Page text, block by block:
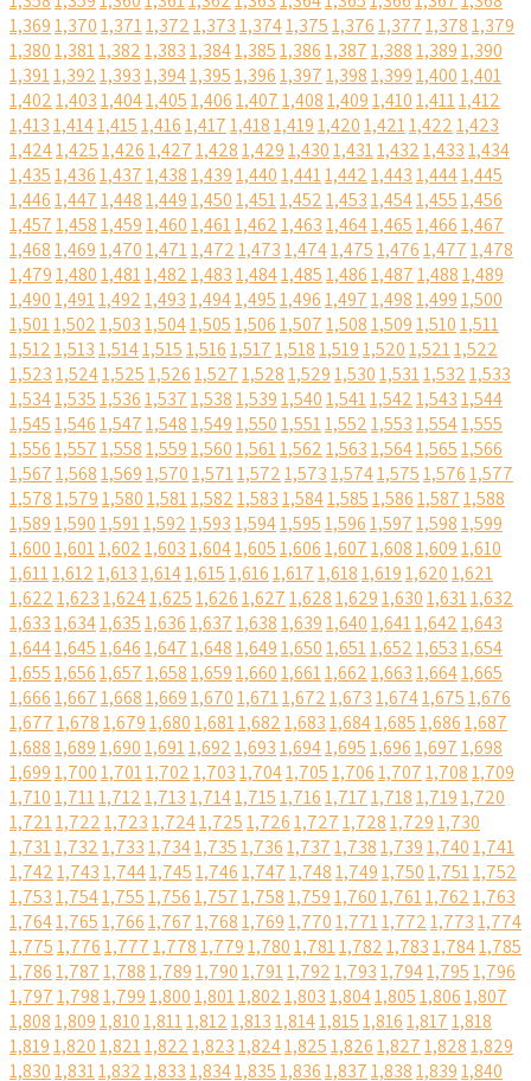
1,3691,3701,3711,3721,3731,3741,3751,3761,3771,3781,379
1,3801,3811,3821,3831,3841,3851,3861,3871,3881,3891,390
1,3911,3921,3931,3941,3951,3961,3971,3981,3991,4001,401
1,4021,4031,4041,4051,4061,4071,4081,4091,4101,4111,412
1,4131,4141,4151,4161,4171,4181,4191,4201,4211,4221,423
1,4241,4251,4261,4271,4281,4291,4301,4311,4321,4331,434
1,4351,4361,4371,4381,4391,4401,4411,4421,4431,4441,445
1,4461,4471,4481,4491,4501,4511,4521,4531,4541,4551,456
1,4571,4581,4591,4601,4611,4621,4631,4641,4651,4661,467
1,4681,4691,4701,4711,4721,4731,4741,4751,4761,4771,478
1,4791,4801,4811,4821,4831,4841,4851,4861,4871,4881,489
1,4901,4911,4921,4931,4941,4951,4961,4971,4981,4991,500
1,5011,5021,5031,5041,5051,5061,5071,5081,5091,5101,511
1,5121,5131,5141,5151,5161,5171,5181,5191,5201,5211,522
1,5231,5241,5251,5261,5271,5281,5291,5301,5311,5321,533
1,5341,5351,5361,5371,5381,5391,5401,5411,5421,5431,544
1,5451,5461,5471,5481,5491,5501,5511,5521,5531,5541,555
1,5561,5571,5581,5591,5601,5611,5621,5631,5641,5651,566
1,5671,5681,5691,5701,5711,5721,5731,5741,5751,5761,577
1,5781,5791,5801,5811,5821,5831,5841,5851,5861,5871,588
1,5891,5901,5911,5921,5931,5941,5951,5961,5971,5981,599
1,6001,6011,6021,6031,6041,6051,6061,6071,6081,6091,610
1,6111,6121,6131,6141,6151,6161,6171,6181,6191,6201,621
1,6221,6231,6241,6251,6261,6271,6281,6291,6301,6311,632
1,6331,6341,6351,6361,6371,6381,6391,6401,6411,6421,643
1,6441,6451,6461,6471,6481,6491,6501,6511,6521,6531,654
1,6551,6561,6571,6581,6591,6601,6611,6621,6631,6641,665
1,6661,6671,6681,6691,6701,6711,6721,6731,6741,6751,676
1,6771,6781,6791,6801,6811,6821,6831,6841,6851,6861,687
1,6881,6891,6901,6911,6921,6931,6941,6951,6961,6971,698
1,6991,7001,7011,7021,7031,7041,7051,7061,7071,7081,709
1,7101,7111,7121,7131,7141,7151,7161,7171,7181,7191,720
1,7211,7221,7231,7241,7251,7261,7271,7281,7291,730
1,7311,7321,7331,7341,7351,7361,7371,7381,7391,7401,741
1,7421,7431,7441,7451,7461,7471,7481,7491,7501,7511,752
1,7531,7541,7551,7561,7571,7581,7591,7601,7611,7621,763
1,7641,7651,7661,7671,7681,7691,7701,7711,7721,7731,774
1,7751,7761,7771,7781,7791,7801,7811,7821,7831,7841,785
1,7861,7871,7881,7891,7901,7911,7921,7931,7941,7951,796
1,7971,7981,7991,8001,8011,8021,8031,8041,8051,8061,807
1,8081,8091,8101,8111,8121,8131,8141,8151,8161,8171,818
1,8191,8201,8211,8221,8231,8241,8251,8261,8271,8281,829
1,8301,8311,8321,8331,8341,8351,8361,8371,8381,8391,840